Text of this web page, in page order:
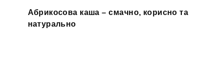
Абрикосова каша – смачно, корисно та
натурально